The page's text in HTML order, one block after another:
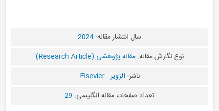
سال انتشار مقاله:2024
نوع نگارش مقاله:مقاله پژوهشی (Research Article)
الزویر - Elsevier
تعداد صفحات مقاله انگلیسی: 29